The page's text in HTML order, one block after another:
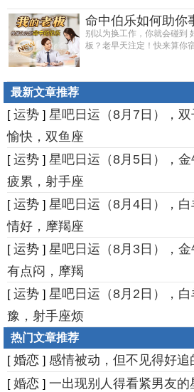
命中伯乐如何助你
别以为换工作，你就会碰到
板？老早天注定！快来算你宿
最新文章推荐
[ 运势 ] 星吧日运（8月7日），
愉快，双鱼座
[ 运势 ] 星吧日运（8月5日），
疲累，射手座
[ 运势 ] 星吧日运（8月4日），
情好，摩羯座
[ 运势 ] 星吧日运（8月3日），
有点闷，摩羯
[ 运势 ] 星吧日运（8月2日），
豫，射手座烦
热门文章推荐
[ 婚恋 ] 感情被动，但不见得好追
[ 婚恋 ] 一出现别人得看紧男友的